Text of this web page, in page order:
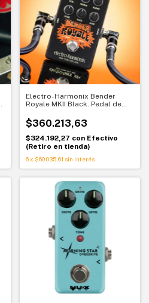
Electro-Harmonix Bender
Royale MKII Black. Pedal de
británico con actitud
$360.213,63
$324.192,27 con Efectivo
(Retiro en tienda)
6 x $60.035,61 sin interés